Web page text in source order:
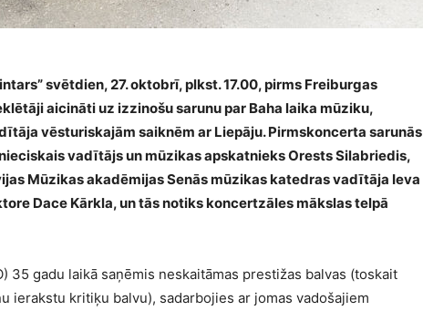
svētdien, 27. oktobrī, plkst. 17.00, pirms Freiburgas
aicināti uz izzinošu sarunu par Baha laika mūziku,
vēsturiskajām saiknēm ar Liepāju. Pirmskoncerta sarunās
vadītājs un mūzikas apskatnieks Orests Silabriedis,
Mūzikas akadēmijas Senās mūzikas katedras vadītāja Ieva
Dace Kārkla, un tās notiks koncertzāles mākslas telpā
35 gadu laikā saņēmis neskaitāmas prestižas balvas (toskait
ierakstu kritiķu balvu), sadarbojies ar jomas vadošajiem